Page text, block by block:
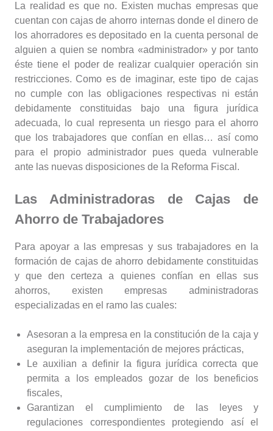
La realidad es que no. Existen muchas empresas que
cuentan con cajas de ahorro internas donde el dinero de
los ahorradores es depositado en la cuenta personal de
alguien a quien se nombra «administrador» y por tanto
éste tiene el poder de realizar cualquier operación sin
restricciones. Como es de imaginar, este tipo de cajas
no cumple con las obligaciones respectivas ni están
debidamente constituidas bajo una figura jurídica
adecuada, lo cual representa un riesgo para el ahorro
que los trabajadores que confían en ellas… así como
para el propio administrador pues queda vulnerable
ante las nuevas disposiciones de la Reforma Fiscal.
Las Administradoras de Cajas de
Ahorro de Trabajadores
Para apoyar a las empresas y sus trabajadores en la
formación de cajas de ahorro debidamente constituidas
y que den certeza a quienes confían en ellas sus
ahorros, existen empresas administradoras
especializadas en el ramo las cuales:
Asesoran a la empresa en la constitución de la caja y
aseguran la implementación de mejores prácticas,
Le auxilian a definir la figura jurídica correcta que
permita a los empleados gozar de los beneficios
fiscales,
Garantizan el cumplimiento de las leyes y
regulaciones correspondientes protegiendo así el